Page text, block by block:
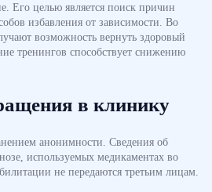
Его целью является поиск причин
избавления от зависимости. Во
возможность вернуть здоровый
тренингов способствует снижению
в клинику
анонимности. Сведения об
используемых медикаментах во
не передаются третьим лицам.